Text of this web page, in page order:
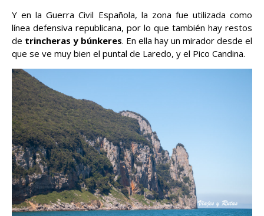
Y en la Guerra Civil Española, la zona fue utilizada como
línea defensiva republicana, por lo que también hay restos
de trincheras y búnkeres. En ella hay un mirador desde el
que se ve muy bien el puntal de Laredo, y el Pico Candina.